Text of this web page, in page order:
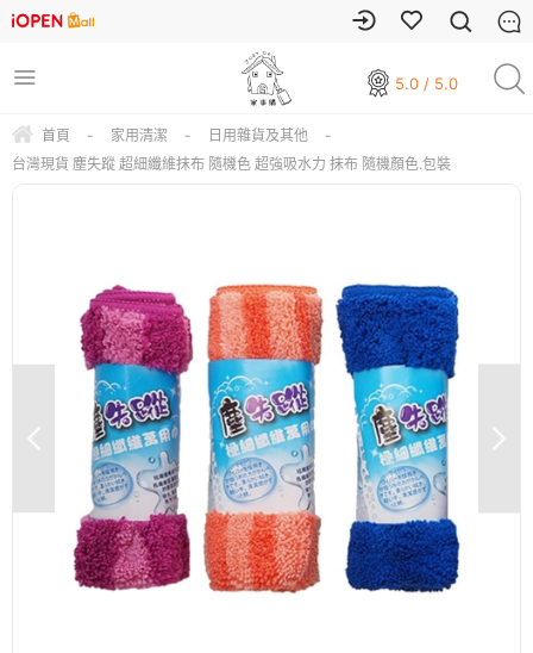
5.0 / 5.0
首頁 - 家用清潔 - 日用雜貨及其他
-
台灣現貨 塵失蹤 超細纖維抹布 隨機色 超強吸水力 抹布 隨機顏色.包裝